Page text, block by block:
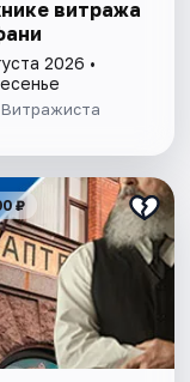
витража
2026 •
₽